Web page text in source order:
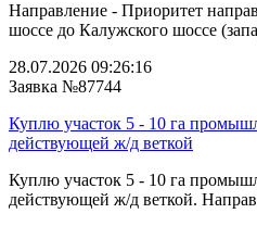
Направление - Приоритет
шоссе до Калужского шоссе
28.07.2026 09:26:16
Заявка №87744
Куплю участок 5 - 10 га
действующей ж/д веткой
Куплю участок 5 - 10 га
действующей ж/д веткой.